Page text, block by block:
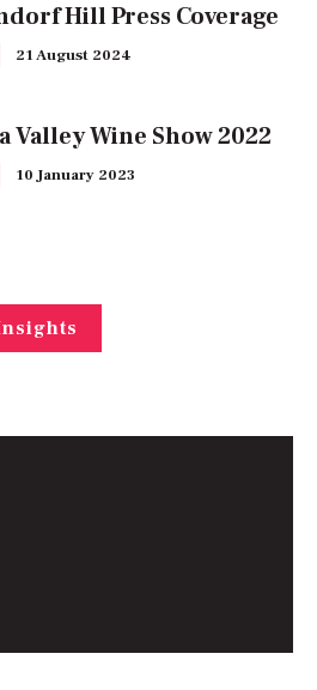
Hill Press Coverage
21 August 2024
Valley Wine Show 2022
10 January 2023